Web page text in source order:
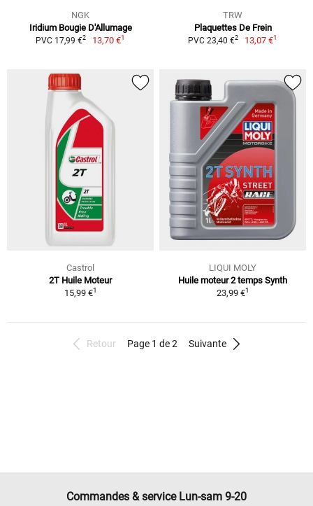
NGK
Iridium Bougie D'Allumage
PVC 17,99 €2 13,70 €1
TRW
Plaquettes De Frein
PVC 23,40 €2 13,07 €1
Castrol
2T Huile Moteur
15,99 €1
LIQUI MOLY
Huile moteur 2 temps Synth
23,99 €1
Retour Page 1 de 2 Suivante
Commandes & service Lun-sam 9-20